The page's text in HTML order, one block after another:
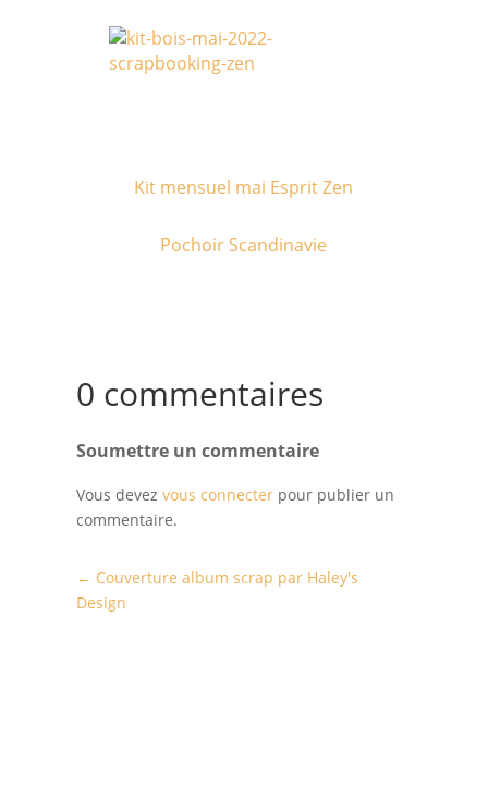
Kit mensuel mai Esprit Zen
Pochoir Scandinavie
0 commentaires
Soumettre un commentaire
Vous devez vous connecterpour publier un
commentaire.
← Couverture album scrap par Haley's
Design